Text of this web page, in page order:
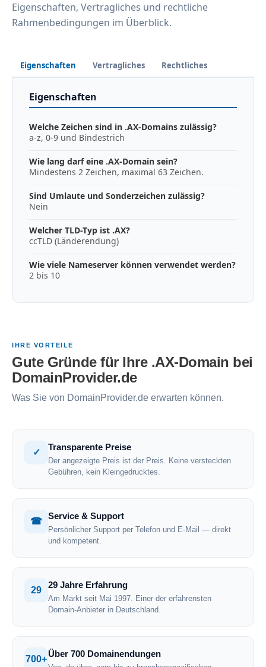
Eigenschaften, Vertragliches und rechtliche
Rahmenbedingungen im Überblick.
Eigenschaften Vertragliches Rechtliches
Eigenschaften
Welche Zeichen sind in .AX-Domains zulässig?
a-z, 0-9 und Bindestrich
Wie lang darf eine .AX-Domain sein?
Mindestens 2 Zeichen, maximal 63 Zeichen.
Sind Umlaute und Sonderzeichen zulässig?
Nein
Welcher TLD-Typ ist .AX?
ccTLD (Länderendung)
Wie viele Nameserver können verwendet werden?
2 bis 10
IHRE VORTEILE
Gute Gründe für Ihre .AX-Domain bei
DomainProvider.de
Was Sie von DomainProvider.de erwarten können.
✓
Transparente Preise
Der angezeigte Preis ist der Preis. Keine versteckten
Gebühren, kein Kleingedrucktes.
☎
Service & Support
Persönlicher Support per Telefon und E-Mail — direkt
und kompetent.
29
29 Jahre Erfahrung
Am Markt seit Mai 1997. Einer der erfahrensten
Domain-Anbieter in Deutschland.
700+
Über 700 Domainendungen